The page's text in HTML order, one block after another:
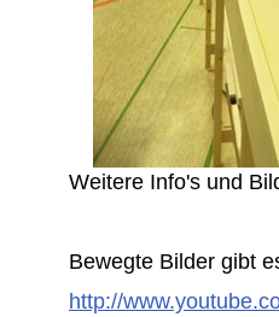
Weitere Info's und
Bewegte Bilder gibt
http://